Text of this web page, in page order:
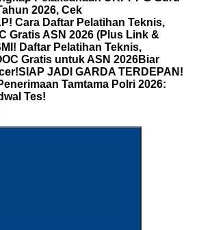
2026, Cek
Cara Daftar Pelatihan Teknis,
Gratis ASN 2026 (Plus Link &
Daftar Pelatihan Teknis,
Gratis untuk ASN 2026Biar
SIAP JADI GARDA TERDEPAN!
Tamtama Polri 2026:
Tes!